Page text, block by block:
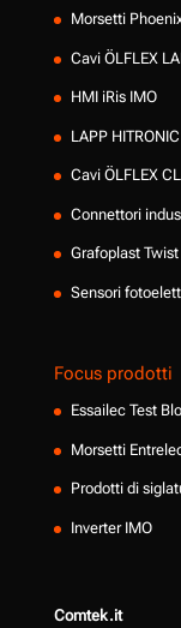
Morsetti
Cavi ÖLFLEX
HMI iRis IMO
LAPP
Cavi ÖLFLEX
Connettori
Grafoplast
Sensori
Focus prodotti
Essailec Test
Morsetti
Prodotti di
Inverter IMO
Comtek.it